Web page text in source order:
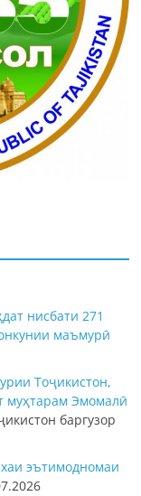
нисбати 271
маъмурӣ
Тоҷикистон,
муҳтарам Эмомалӣ
баргузор
эътимодномаи